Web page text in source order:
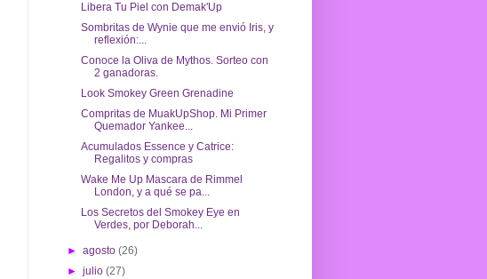
Libera Tu Piel con Demak'Up
Sombritas de Wynie que me envió Iris, y
reflexión:...
Conoce la Oliva de Mythos. Sorteo con
2 ganadoras.
Look Smokey Green Grenadine
Compritas de MuakUpShop. Mi Primer
Quemador Yankee...
Acumulados Essence y Catrice:
Regalitos y compras
Wake Me Up Mascara de Rimmel
London, y a qué se pa...
Los Secretos del Smokey Eye en
Verdes, por Deborah...
►agosto(26)
►julio(27)